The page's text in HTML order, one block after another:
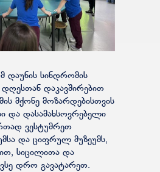
დაუნის სინდრომის
დაკავშირებით
მქონე მოზარდებისთვის
და დასამახსოვრებელი
ვესტუმრეთ
და ციფრულ მუზეუმს,
სიცილითა და
დრო გავატარეთ.